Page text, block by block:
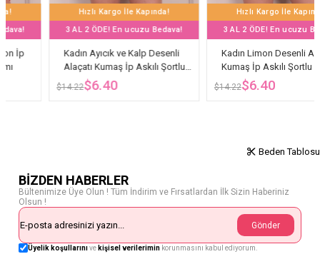
Desenli
Şortlu
Bedava!
Kadın Limon Desenli Alaçatı
Kumaş İp Askılı Şortlu Pijama
Takımı$6.40
$14.22
3 AL 2 ÖDE! En ucuzu Bedava!
Hızlı Kargo İle Kapında!
Kadın Ayıcık ve
Desenli Viskon İp
Pijama Takımı
$7.11
$14.22
3 AL 2 ÖDE! En
Hızlı Kargo İle
BİZDEN HABERLER
Bültenimize Üye Olun ! Tüm İndirim ve Fırsatlardan İlk Sizin Haberiniz
Olsun !
Gönder
Üyelik koşullarınıve kişisel verilerimin korunmasını kabul ediyorum.
Beden Tablosu